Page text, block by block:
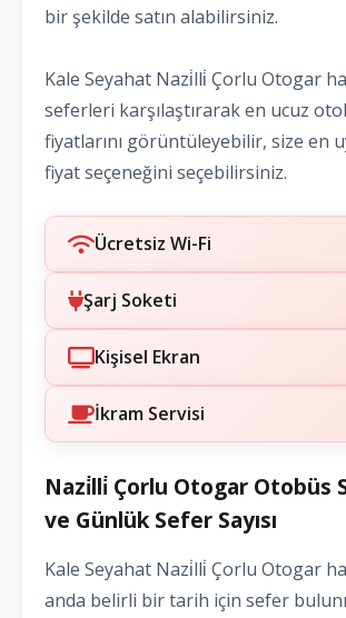
bir şekilde satın alabilirsiniz.
Kale Seyahat Nazi̇lli̇ Çorlu Otogar
seferleri karşılaştırarak en ucuz
fiyatlarını görüntüleyebilir, size en
fiyat seçeneğini seçebilirsiniz.
Ücretsiz Wi-Fi
Şarj Soketi
Kişisel Ekran
İkram Servisi
Nazi̇lli̇ Çorlu Otogar Otobüs
ve Günlük Sefer Sayısı
Kale Seyahat Nazi̇lli̇ Çorlu Otogar
anda belirli bir tarih için sefer